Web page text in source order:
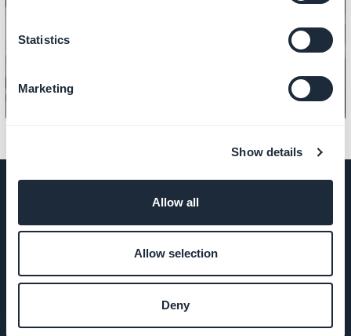
Statistics
Marketing
Show details
Allow all
Allow selection
Deny
FÖRETAG
Om oss
Fantastiskt stöd